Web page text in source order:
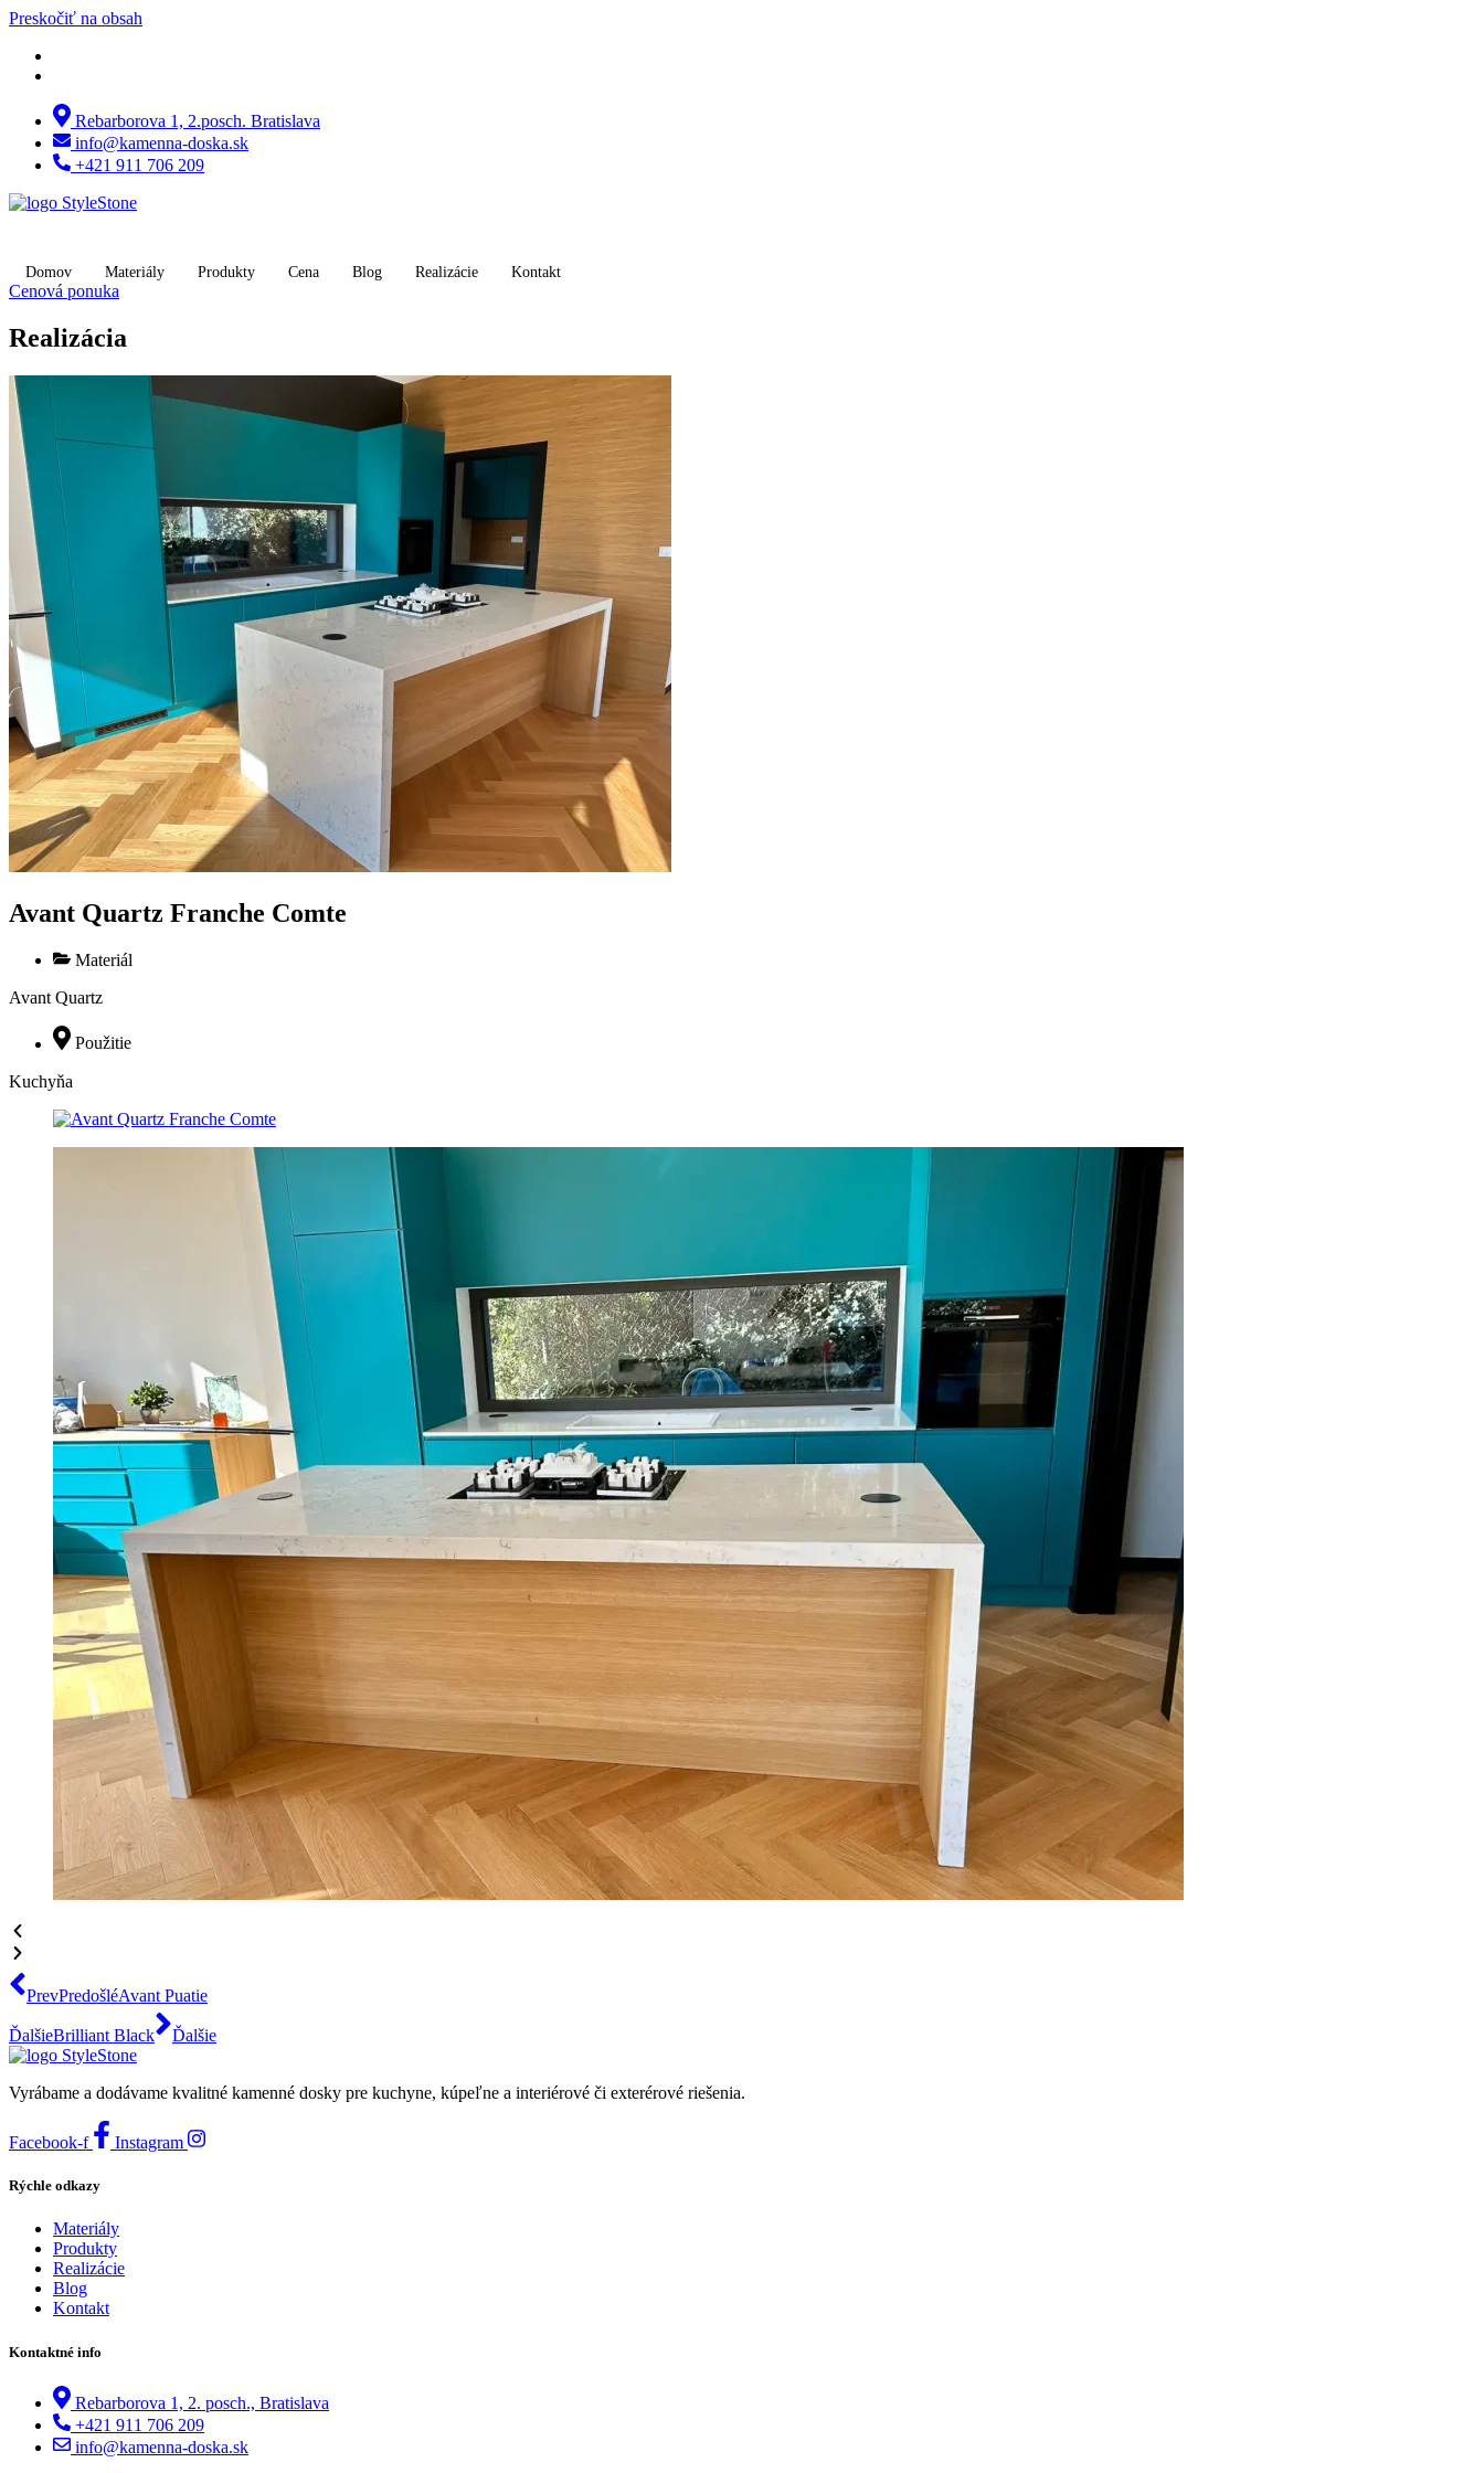
Preskočiť na obsah
Rebarborova 1, 2.posch. Bratislava
info@kamenna-doska.sk
+421 911 706 209
Domov Materiály Produkty Cena Blog Realizácie Kontakt
Cenová ponuka
Realizácia
Avant Quartz Franche Comte
Materiál
Avant Quartz
Použitie
Kuchyňa
PrevPredošléAvant Puatie
ĎalšieBrilliant Black Ďalšie
Vyrábame a dodávame kvalitné kamenné dosky pre kuchyne, kúpeľne a interiérové či exterérové riešenia.
Facebook-f Instagram
Rýchle odkazy
Materiály
Produkty
Realizácie
Blog
Kontakt
Kontaktné info
Rebarborova 1, 2. posch., Bratislava
+421 911 706 209
info@kamenna-doska.sk